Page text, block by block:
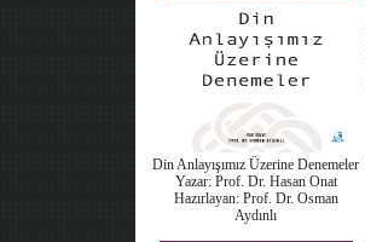
Din Anlayışımız Üzerine Denemeler
Yazar: Prof. Dr. Hasan Onat
Hazırlayan: Prof. Dr. Osman
Aydınlı